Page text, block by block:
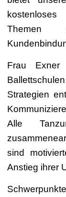
Themen
Frau
Strategien
Alle
sind
Anstieg ihrer